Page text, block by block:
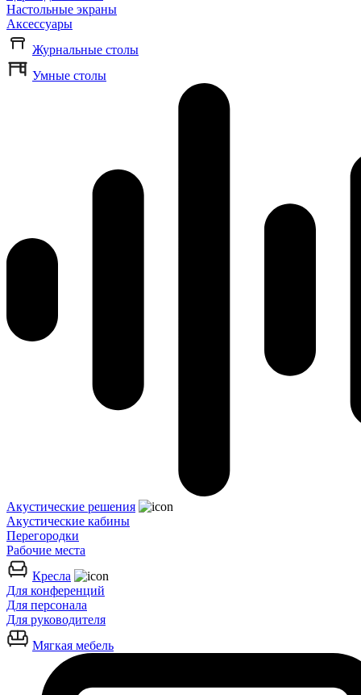
Настольные экраны
Аксессуары
Журнальные столы
Умные столы
Акустические решения
Акустические кабины
Перегородки
Рабочие места
Кресла
Для конференций
Для персонала
Для руководителя
Мягкая мебель